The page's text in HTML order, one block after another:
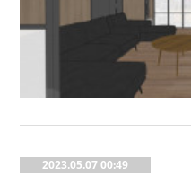
2023.05.07 00:49